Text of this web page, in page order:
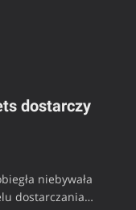
dostarczy
niebywała
dostarczania…